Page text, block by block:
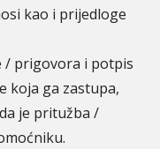
kao i prijedloge
/ prigovora i potpis
koja ga zastupa,
je pritužba /